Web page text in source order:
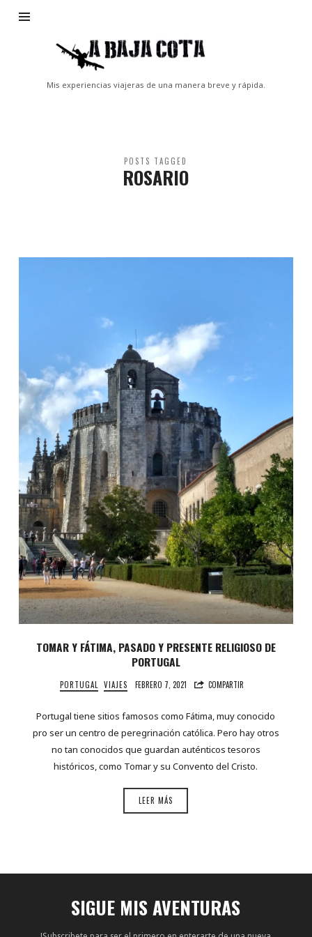
Baja
Cota
Mis experiencias viajeras de una manera breve y rápida.
POSTS TAGGED
ROSARIO
TOMAR Y FÁTIMA, PASADO Y PRESENTE RELIGIOSO DE
PORTUGAL
PORTUGAL VIAJES FEBRERO 7, 2021 COMPARTIR
Portugal tiene sitios famosos como Fátima, muy conocido
pro ser un centro de peregrinación católica. Pero hay otros
no tan conocidos que guardan auténticos tesoros
históricos, como Tomar y su Convento del Cristo.
LEER MÁS
SIGUE MIS AVENTURAS